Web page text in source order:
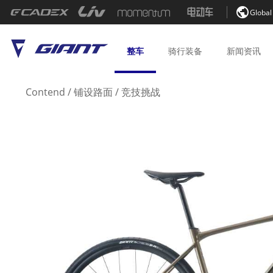

整车 骑行装备 新闻资讯
Contend /铺设路面/竞技挑战